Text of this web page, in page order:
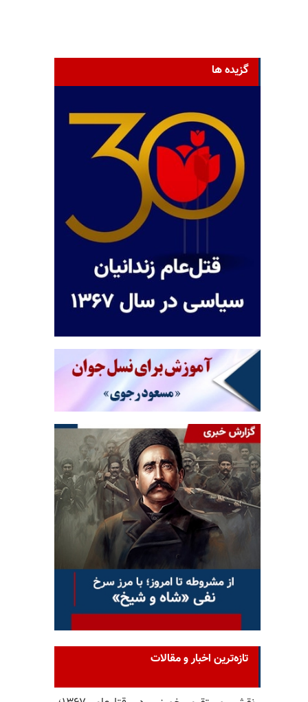
گزیده ها
تازه‌ترین اخبار و مقالات